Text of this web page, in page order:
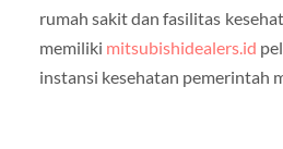
rumah sakit dan fasilitas
memiliki mitsubishidealers.id
instansi kesehatan pemerintah